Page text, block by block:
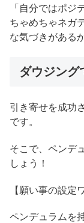
「自分ではポジ
ちゃめちゃネガ
な気づきがある
ダウジング
引き寄せを成功
です。
そこで、ペンデ
しょう！
【願い事の設定
ペンデュラムを